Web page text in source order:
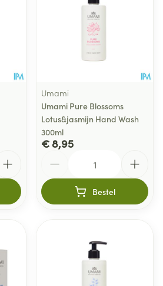
Umami
Umami Pure Blossoms
Lotus&jasmijn Hand Wash
300ml
€ 8,95
Bestel